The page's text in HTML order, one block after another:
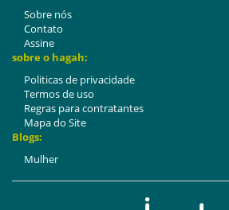
Sobre nós
Contato
Assine
sobre o hagah:
Politicas de privacidade
Termos de uso
Regras para contratantes
Mapa do Site
Blogs:
Mulher